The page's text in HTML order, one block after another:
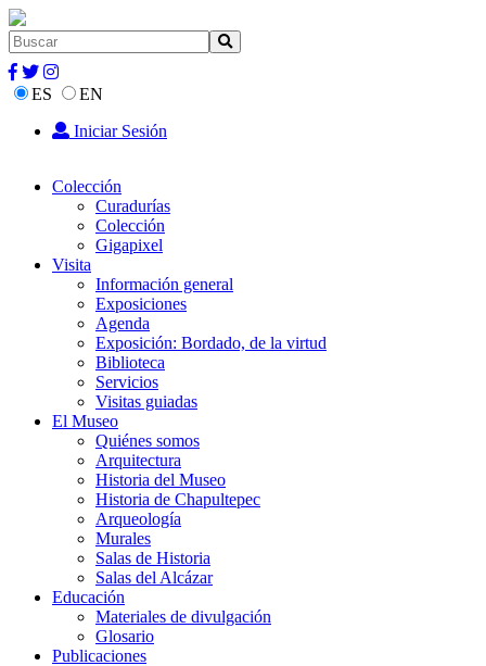
ES
EN
Iniciar Sesión
Colección
Curadurías
Colección
Gigapixel
Visita
Información general
Exposiciones
Agenda
Exposición: Bordado, de la virtud
Biblioteca
Servicios
Visitas guiadas
El Museo
Quiénes somos
Arquitectura
Historia del Museo
Historia de Chapultepec
Arqueología
Murales
Salas de Historia
Salas del Alcázar
Educación
Materiales de divulgación
Glosario
Publicaciones